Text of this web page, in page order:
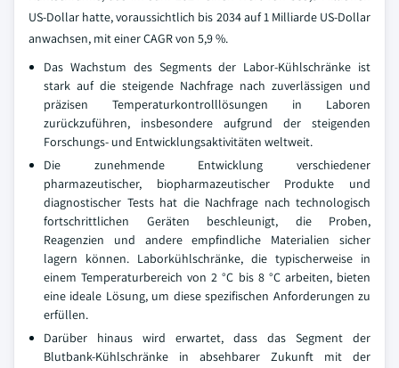
US-Dollar hatte, voraussichtlich bis 2034 auf 1 Milliarde US-Dollar
anwachsen, mit einer CAGR von 5,9 %.
Das Wachstum des Segments der Labor-Kühlschränke ist
stark auf die steigende Nachfrage nach zuverlässigen und
präzisen Temperaturkontrolllösungen in Laboren
zurückzuführen, insbesondere aufgrund der steigenden
Forschungs- und Entwicklungsaktivitäten weltweit.
Die zunehmende Entwicklung verschiedener
pharmazeutischer, biopharmazeutischer Produkte und
diagnostischer Tests hat die Nachfrage nach technologisch
fortschrittlichen Geräten beschleunigt, die Proben,
Reagenzien und andere empfindliche Materialien sicher
lagern können. Laborkühlschränke, die typischerweise in
einem Temperaturbereich von 2 °C bis 8 °C arbeiten, bieten
eine ideale Lösung, um diese spezifischen Anforderungen zu
erfüllen.
Darüber hinaus wird erwartet, dass das Segment der
Blutbank-Kühlschränke in absehbarer Zukunft mit der